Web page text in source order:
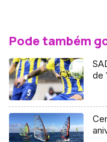
Pode também
de